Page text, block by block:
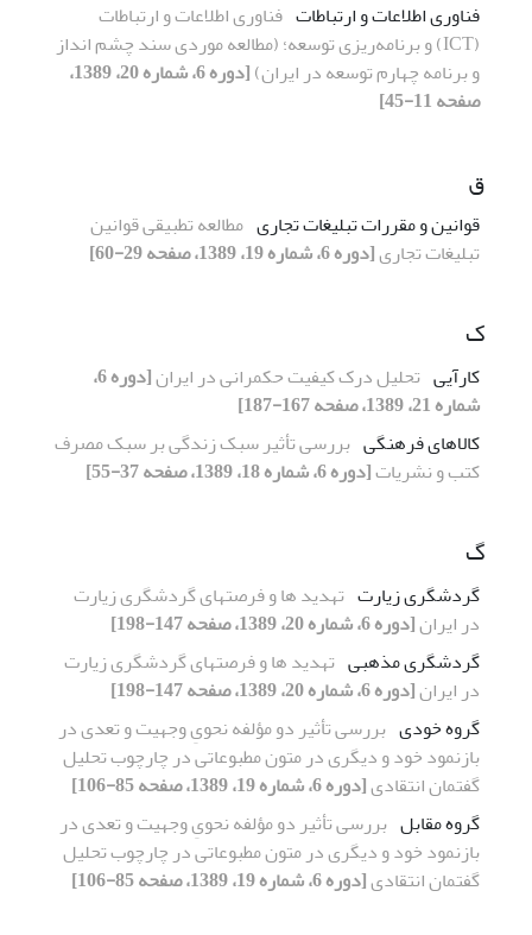
فناوری اطلاعات و ارتباطات فناوری اطلاعات و ارتباطات
(ICT) و برنامه‌ریزی توسعه؛ (مطالعه موردی سند چشم انداز
و برنامه چهارم توسعه در ایران)
[دوره 6، شماره 20، 1389،
صفحه 11-45]
ق
قوانین و مقررات تبلیغات تجاری مطالعه تطبیقی قوانین
تبلیغات تجاری[دوره 6، شماره 19، 1389، صفحه 29-60]
ک
کارآیی تحلیل درک کیفیت حکمرانی در ایران
[دوره 6،
شماره 21، 1389، صفحه 167-187]
کالاهای فرهنگی بررسی تأثیر سبک زندگی بر سبک مصرف
کتب و نشریات[دوره 6، شماره 18، 1389، صفحه 37-55]
گ
گردشگری زیارت تهدید ها و فرصتهای گردشگری زیارت
در ایران[دوره 6، شماره 20، 1389، صفحه 147-198]
گردشگری مذهبی تهدید ها و فرصتهای گردشگری زیارت
در ایران[دوره 6، شماره 20، 1389، صفحه 147-198]
گروه خودی بررسی تأثیر دو مؤلفه نحویِ وجهیت و تعدی در
بازنمود خود و دیگری در متون مطبوعاتی در چارچوب تحلیل
گفتمان انتقادی[دوره 6، شماره 19، 1389، صفحه 85-106]
گروه مقابل بررسی تأثیر دو مؤلفه نحویِ وجهیت و تعدی در
بازنمود خود و دیگری در متون مطبوعاتی در چارچوب تحلیل
گفتمان انتقادی[دوره 6، شماره 19، 1389، صفحه 85-106]